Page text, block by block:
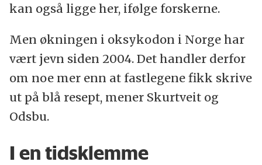
kan også ligge her, ifølge forskerne.
Men økningen i oksykodon i Norge har
vært jevn siden 2004. Det handler derfor
om noe mer enn at fastlegene fikk skrive
ut på blå resept, mener Skurtveit og
Odsbu.
I en tidsklemme